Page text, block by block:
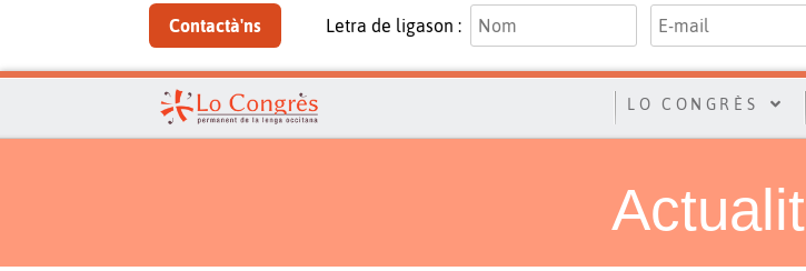
Contactà'ns Letra de ligason :
LO CONGRÈS